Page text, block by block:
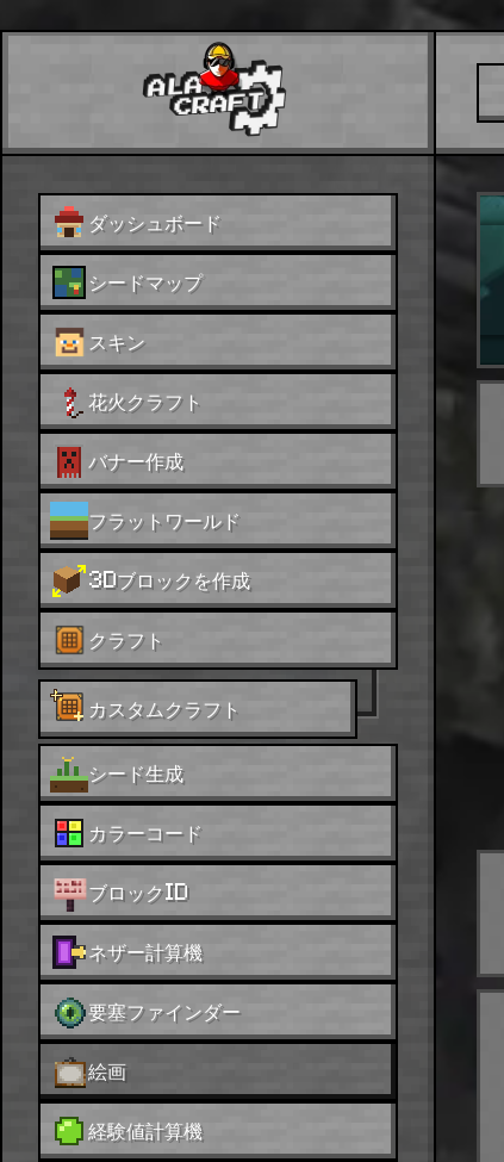
ダッシュボード
シードマップ
スキン
花火クラフト
バナー作成
フラットワールド
3Dブロックを作成
クラフト
カスタムクラフト
シード生成
カラーコード
ブロックID
ネザー計算機
要塞ファインダー
絵画
経験値計算機